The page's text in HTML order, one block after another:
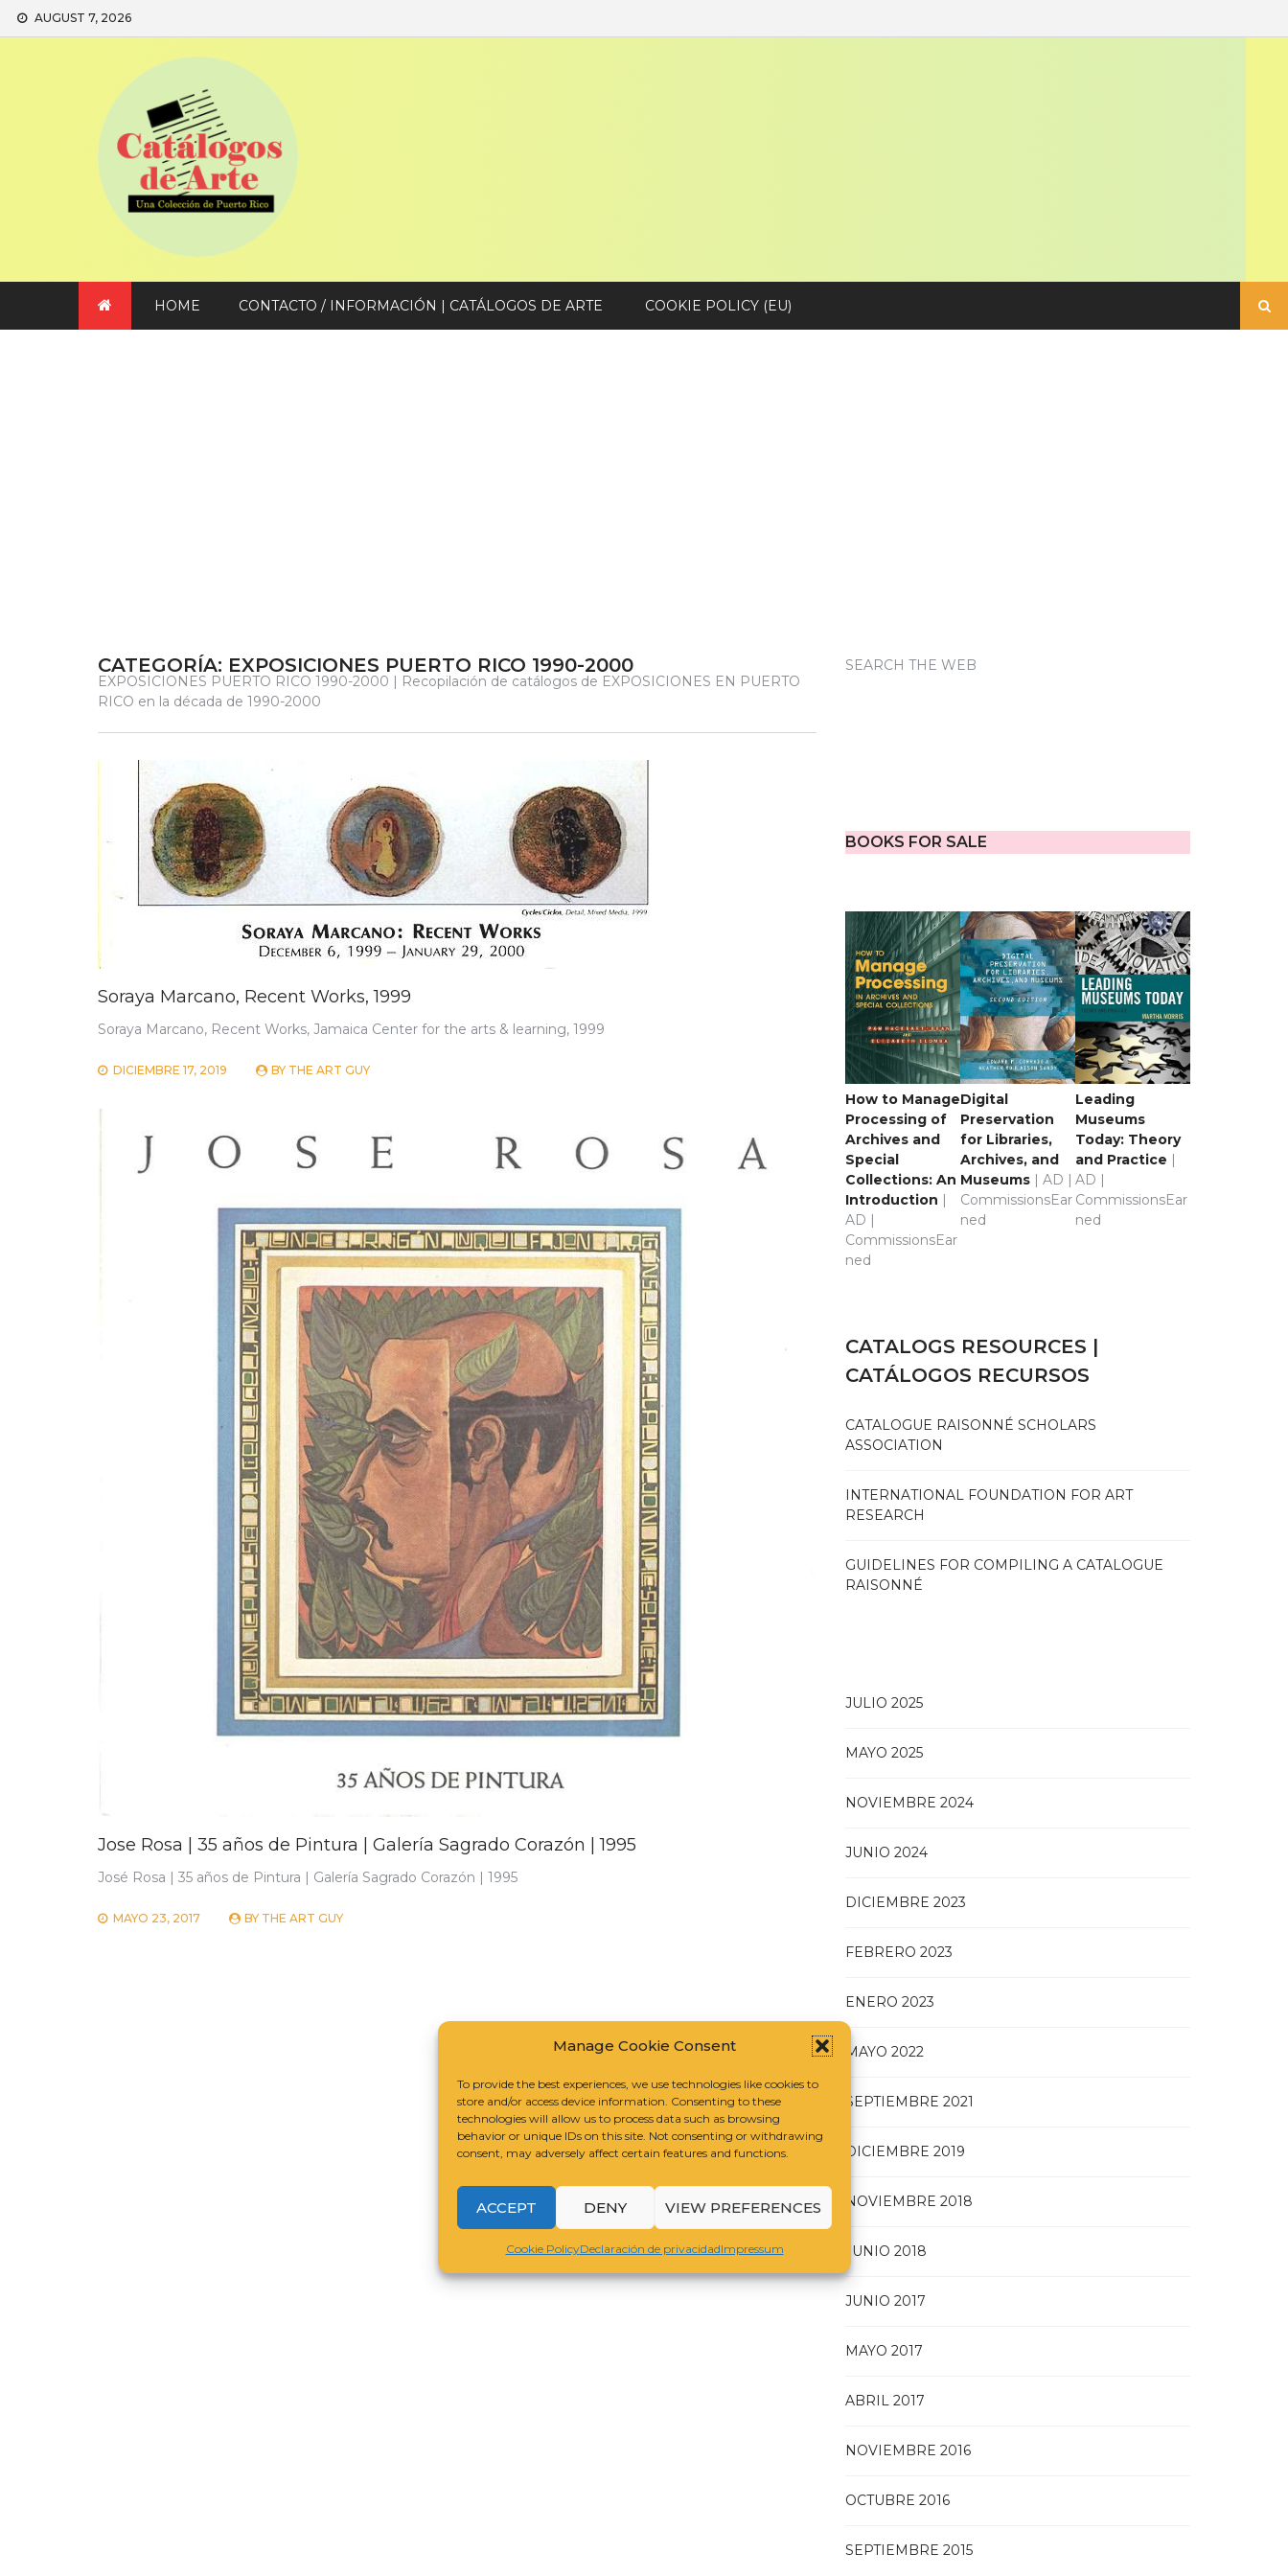
Manage Cookie Consent
To provide the best experiences, we use technologies like cookies to
store and/or access device information. Consenting to these
technologies will allow us to process data such as browsing
behavior or unique IDs on this site. Not consenting or withdrawing
consent, may adversely affect certain features and functions.
ACCEPT DENY VIEW PREFERENCES
Cookie PolicyDeclaración de privacidadImpressum
Skip
AUGUST 7, 2026
HOME CONTACTO / INFORMACIÓN | CATÁLOGOS DE ARTE COOKIE POLICY (EU)
CATEGORÍA: EXPOSICIONES PUERTO RICO 1990-2000
EXPOSICIONES PUERTO RICO 1990-2000 | Recopilación de catálogos de EXPOSICIONES EN PUERTO
RICO en la década de 1990-2000
Soraya Marcano, Recent Works, 1999
Soraya Marcano, Recent Works, Jamaica Center for the arts & learning, 1999
DICIEMBRE 17, 2019 BY THE ART GUY
Jose Rosa | 35 años de Pintura | Galería Sagrado Corazón | 1995
José Rosa | 35 años de Pintura | Galería Sagrado Corazón | 1995
MAYO 23, 2017 BY THE ART GUY
SEARCH THE WEB
BOOKS FOR SALE
How to Manage
Processing of
Archives and
Special
Collections: An
Introduction |
AD |
CommissionsEar
ned
Digital
Preservation
for Libraries,
Archives, and
Museums | AD |
CommissionsEar
ned
Leading
Museums
Today: Theory
and Practice
AD |
CommissionsEar
ned
CATALOGS RESOURCES |
CATÁLOGOS RECURSOS
CATALOGUE RAISONNÉ SCHOLARS
ASSOCIATION
INTERNATIONAL FOUNDATION FOR ART
RESEARCH
GUIDELINES FOR COMPILING A CATALOGUE
RAISONNÉ
JULIO 2025
MAYO 2025
NOVIEMBRE 2024
JUNIO 2024
DICIEMBRE 2023
FEBRERO 2023
ENERO 2023
MAYO 2022
SEPTIEMBRE 2021
DICIEMBRE 2019
NOVIEMBRE 2018
JUNIO 2018
JUNIO 2017
MAYO 2017
ABRIL 2017
NOVIEMBRE 2016
OCTUBRE 2016
SEPTIEMBRE 2015